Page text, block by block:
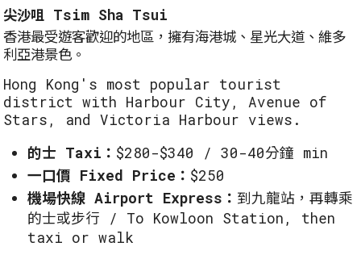
尖沙咀 Tsim Sha Tsui
香港最受遊客歡迎的地區，擁有海港城、星光大道、維多
利亞港景色。
Hong Kong's most popular tourist
district with Harbour City, Avenue of
Stars, and Victoria Harbour views.
的士 Taxi： $280-$340 / 30-40分鐘 min
一口價 Fixed Price： $250
機場快線 Airport Express： 到九龍站，再轉乘
的士或步行 / To Kowloon Station, then
taxi or walk